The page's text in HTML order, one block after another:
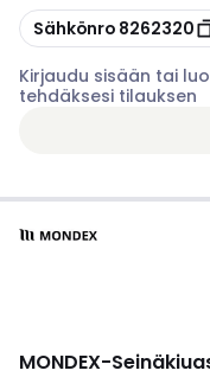
Kopioi
Sähkönro 8262320
Kirjaudu sisään tai
tehdäksesi tilauksen
MONDEX-